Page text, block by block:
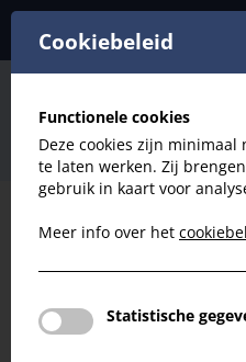
Cookiebeleid
Functionele cookies
Deze cookies zijn
te laten werken. Zij
gebruik in kaart voor
Meer info over het
Statistische
Airzone Flexa 25 Thermostaten
Airzone Flexa 25 Thermostaat
Filteren
Hernieuwbare energie
Airzone Flexa 25